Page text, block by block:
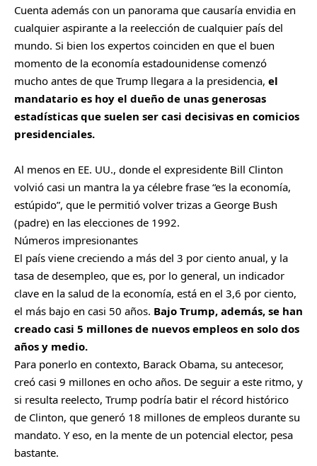
Cuenta además con un panorama que causaría envidia en
cualquier aspirante a la reelección de cualquier país del
mundo. Si bien los expertos coinciden en que el buen
momento de la economía estadounidense comenzó
mucho antes de que Trump llegara a la presidencia, el
mandatario es hoy el dueño de unas generosas
estadísticas que suelen ser casi decisivas en comicios
presidenciales.
Al menos en EE. UU., donde el expresidente Bill Clinton
volvió casi un mantra la ya célebre frase “es la economía,
estúpido”, que le permitió volver trizas a George Bush
(padre) en las elecciones de 1992.
Números impresionantes
El país viene creciendo a más del 3 por ciento anual, y la
tasa de desempleo, que es, por lo general, un indicador
clave en la salud de la economía, está en el 3,6 por ciento,
el más bajo en casi 50 años. Bajo Trump, además, se han
creado casi 5 millones de nuevos empleos en solo dos
años y medio.
Para ponerlo en contexto, Barack Obama, su antecesor,
creó casi 9 millones en ocho años. De seguir a este ritmo, y
si resulta reelecto, Trump podría batir el récord histórico
de Clinton, que generó 18 millones de empleos durante su
mandato. Y eso, en la mente de un potencial elector, pesa
bastante.